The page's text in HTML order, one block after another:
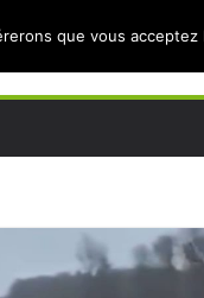
que vous